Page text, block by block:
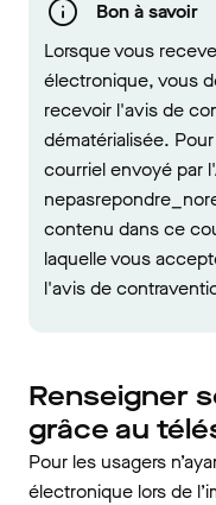
Bon à savoir
Lorsque vous
électronique, vous
recevoir l'avis de
dématérialisée.
courriel envoyé par
contenu dans ce
laquelle vous
l'avis de
Renseigner
grâce au
Pour les usagers
électronique lors de